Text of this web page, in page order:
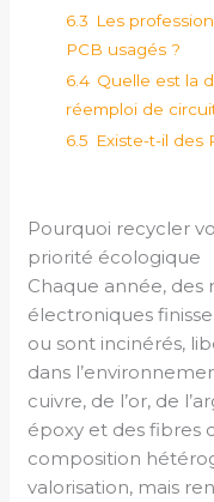
6.3 Les
PCB usagés ?
6.4 Quelle est la
réemploi de
6.5 Existe-t-il des
Pourquoi recycler
priorité écologique
Chaque année,
électroniques
ou sont incinérés,
dans
cuivre, de l’or, de
époxy et des fibres
composition
valorisation, mais